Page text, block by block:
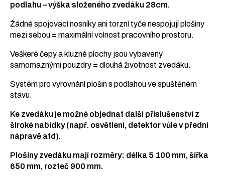
podlahu – výška složeného zvedáku 28cm.
Žádné spojovací nosníky ani torzní tyče nespojují plošiny
mezi sebou = maximální volnost pracovního prostoru.
Veškeré čepy a kluzné plochy jsou vybaveny
samomaznými pouzdry = dlouhá životnost zvedáku.
Systém pro vyrovnání plošin s podlahou ve spuštěném
stavu.
Ke zvedáku je možné objednat další příslušenství z
široké nabídky (např. osvětlení, detektor vůle v přední
nápravě atd).
Plošiny zvedáku mají rozměry: délka 5 100 mm, šířka
650 mm, rozteč 900 mm.